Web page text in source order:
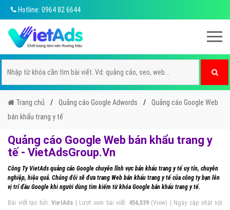
Hotline: 0964 82 6644
Trang chủ Quảng cáo Google Adwords
Quảng cáo Google Web
bán khẩu trang y tế
Quảng cáo Google Web bán khẩu trang y
tế - VietAdsGroup.Vn
Công Ty VietAds quảng cáo Google chuyên lĩnh vực bán khẩu trang y tế uy tín, chuyên
nghiệp, hiệu quả. Chúng đôi sẽ đưa trang Web bán khẩu trang y tế của công ty bạn lên
vị trí đầu Google khi người dùng tìm kiếm từ khóa Google bán khẩu trang y tế.
Bài viết tạo bởi:VietAds | Lượt xem bài viết: 456,539(View) | Ngày cập nhật nội